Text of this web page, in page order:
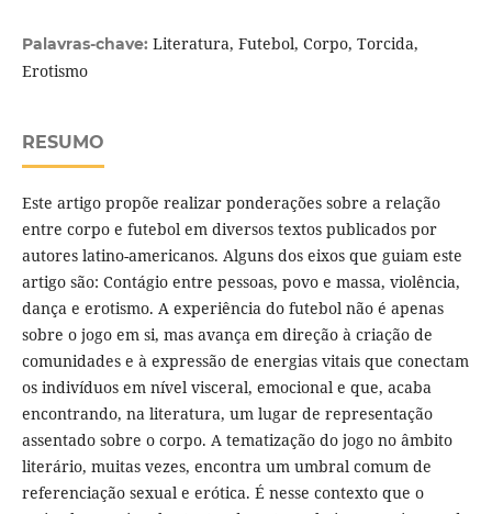
Palavras-chave: Literatura, Futebol, Corpo, Torcida,
Erotismo
RESUMO
Este artigo propõe realizar ponderações sobre a relação
entre corpo e futebol em diversos textos publicados por
autores latino-americanos. Alguns dos eixos que guiam este
artigo são: Contágio entre pessoas, povo e massa, violência,
dança e erotismo. A experiência do futebol não é apenas
sobre o jogo em si, mas avança em direção à criação de
comunidades e à expressão de energias vitais que conectam
os indivíduos em nível visceral, emocional e que, acaba
encontrando, na literatura, um lugar de representação
assentado sobre o corpo. A tematização do jogo no âmbito
literário, muitas vezes, encontra um umbral comum de
referenciação sexual e erótica. É nesse contexto que o